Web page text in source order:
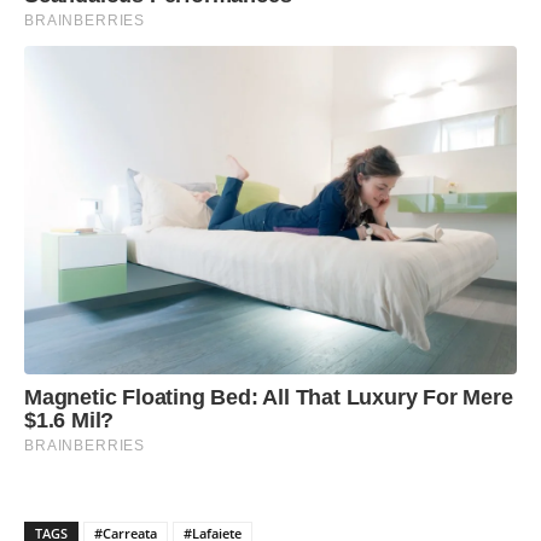
TAGS #Carreata #Lafaiete